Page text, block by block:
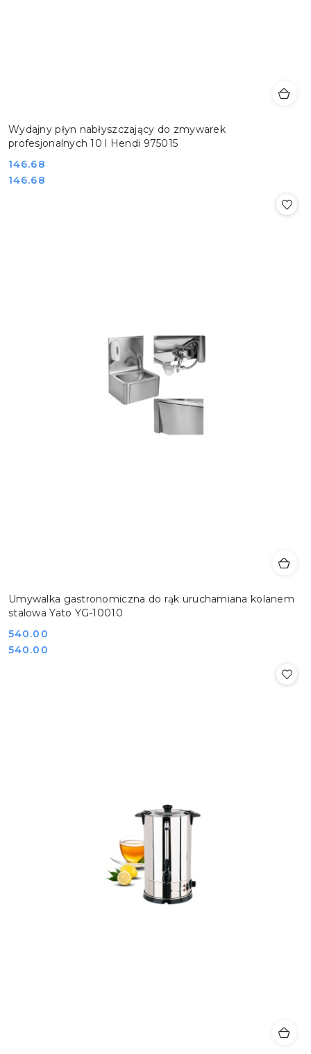
Wydajny płyn nabłyszczający do zmywarek
profesjonalnych 10 l Hendi 975015
Cena:
146.68
Cena:
146.68
Umywalka gastronomiczna do rąk uruchamiana kolanem
stalowa Yato YG-10010
Cena:
540.00
Cena:
540.00